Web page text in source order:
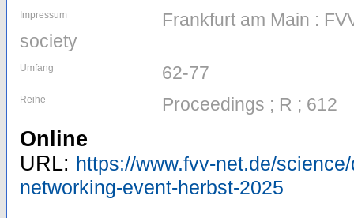
Impressum
Frankfurt am Main :
society
Umfang 62-77
Reihe Proceedings ; R ; 612
Online
URL: https://www.fvv-net.de/
networking-event-herbst-2025